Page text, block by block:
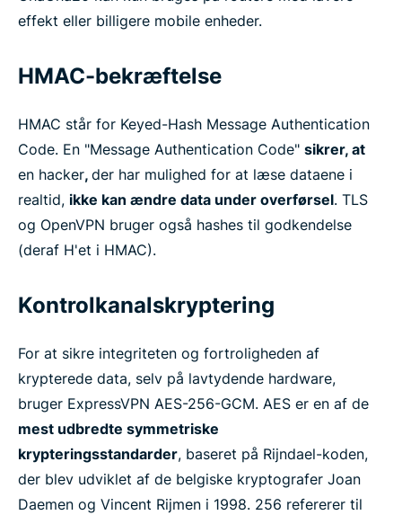
effekt eller billigere mobile enheder.
HMAC-bekræftelse
HMAC står for Keyed-Hash Message Authentication
Code. En "Message Authentication Code" sikrer, at
en hacker, der har mulighed for at læse dataene i
realtid, ikke kan ændre data under overførsel. TLS
og OpenVPN bruger også hashes til godkendelse
(deraf H'et i HMAC).
Kontrolkanalskryptering
For at sikre integriteten og fortroligheden af
krypterede data, selv på lavtydende hardware,
bruger ExpressVPN AES-256-GCM. AES er en af de
mest udbredte symmetriske
krypteringsstandarder, baseret på Rijndael-koden,
der blev udviklet af de belgiske kryptografer Joan
Daemen og Vincent Rijmen i 1998. 256 refererer til